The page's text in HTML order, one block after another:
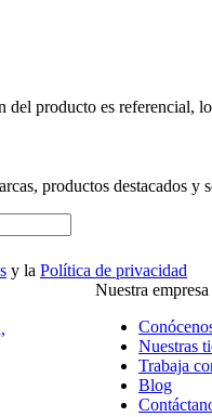
del producto es referencial,
productos destacados y
y la Política de privacidad
Nuestra empresa
Nuestras
Trabaja
Blog